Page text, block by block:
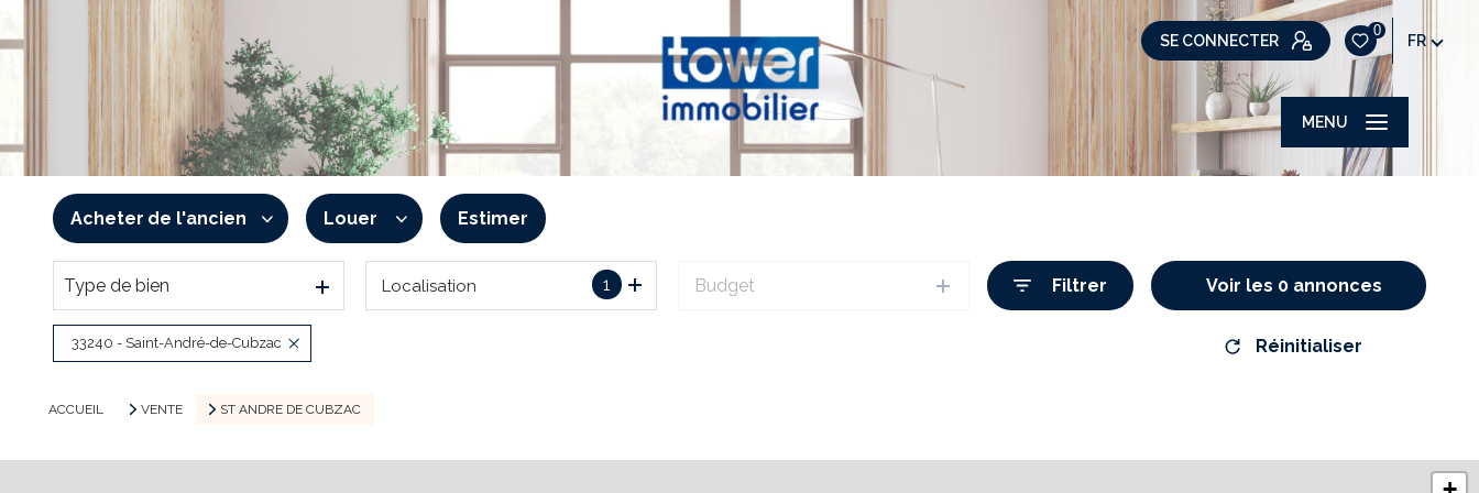
SE CONNECTER
0
FR
MENU
Acheter de l'ancien
De l'ancien
De l'immo pro
Louer
à l'année
Estimer
Type de bien 1
Localisation Budget Filtrer Voir les 0 annonces
33240 - Saint-André-de-Cubzac Réinitialiser
ACCUEIL VENTE ST ANDRE DE CUBZAC